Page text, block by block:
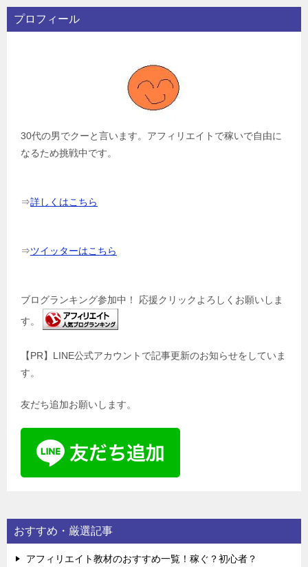
プロフィール
30代の男でクーと言います。アフィリエイトで稼いで自由に
なるため挑戦中です。
⇒詳しくはこちら
⇒ツイッターはこちら
ブログランキング参加中！ 応援クリックよろしくお願いしま
す。
【PR】LINE公式アカウントで記事更新のお知らせをしていま
す。
友だち追加お願いします。
おすすめ・厳選記事
アフィリエイト教材のおすすめ一覧！稼ぐ？初心者？